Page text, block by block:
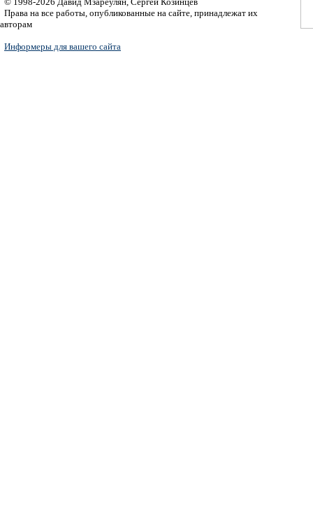
Права на все работы, опубликованные на сайте, принадлежат их
авторам
Информеры для вашего сайта